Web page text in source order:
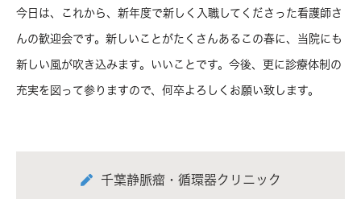
今日は、これから、新年度で新しく入職してくださった看護師さ
んの歓迎会です。新しいことがたくさんあるこの春に、当院にも
新しい風が吹き込みます。いいことです。今後、更に診療体制の
充実を図って参りますので、何卒よろしくお願い致します。
千葉静脈瘤・循環器クリニック